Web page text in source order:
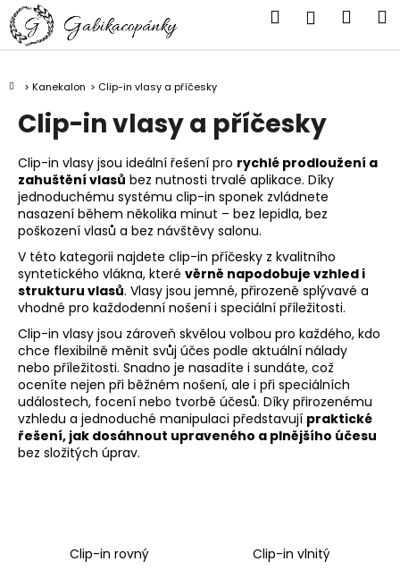
Přejít
na
obsah
Hledat
košík
Domů
Kanekalon Clip-in vlasy a příčesky
Clip-in vlasy a příčesky
Clip-in vlasy jsou ideální řešení pro rychlé prodloužení a
zahuštění vlasů bez nutnosti trvalé aplikace. Díky
jednoduchému systému clip-in sponek zvládnete
nasazení během několika minut – bez lepidla, bez
poškození vlasů a bez návštěvy salonu.
V této kategorii najdete clip-in příčesky z kvalitního
syntetického vlákna, které věrně napodobuje vzhled i
strukturu vlasů. Vlasy jsou jemné, přirozeně splývavé a
vhodné pro každodenní nošení i speciální příležitosti.
Clip-in vlasy jsou zároveň skvělou volbou pro každého, kdo
chce flexibilně měnit svůj účes podle aktuální nálady
nebo příležitosti. Snadno je nasadíte i sundáte, což
oceníte nejen při běžném nošení, ale i při speciálních
událostech, focení nebo tvorbě účesů. Díky přirozenému
vzhledu a jednoduché manipulaci představují praktické
řešení, jak dosáhnout upraveného a plnějšího účesu
bez složitých úprav.
Clip-in rovný Clip-in vlnitý
K
o
š Zpět
Zpět
C
o
o
t
ř
e
b
u
j
e
t
e
n
a
j